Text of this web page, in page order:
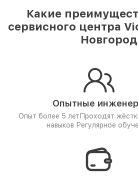
Какие
сервисного центра
Опытные
Опыт более 5 лет Проходят
навыков Регулярное